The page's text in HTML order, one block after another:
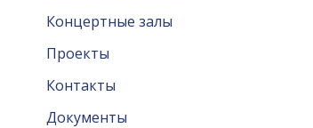
Концертные залы
Проекты
Контакты
Документы